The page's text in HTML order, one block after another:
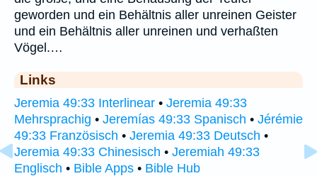
geworden und ein Behältnis aller unreinen Geister
und ein Behältnis aller unreinen und verhaßten
Vögel.…
Links
Jeremia 49:33 Interlinear • Jeremia 49:33
Mehrsprachig • Jeremías 49:33 Spanisch • Jérémie
49:33 Französisch • Jeremia 49:33 Deutsch •
Jeremia 49:33 Chinesisch • Jeremiah 49:33
Englisch • Bible Apps • Bible Hub